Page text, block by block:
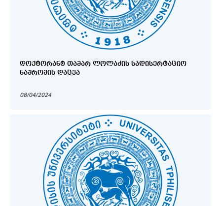
ᲓᲝᲥᲢᲝᲠᲐᲜᲢ ᲗᲐᲛᲐᲠ ᲚᲝᲚᲐᲫᲘᲡ ᲡᲐᲓᲘᲡᲔᲠᲢᲐᲪᲘᲝ
ᲜᲐᲨᲠᲝᲛᲘᲡ ᲓᲐᲪᲕᲐ
08/04/2024